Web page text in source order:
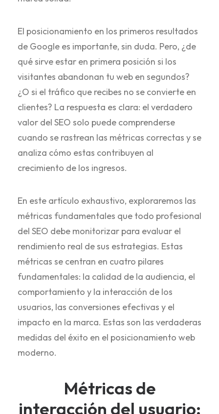
El posicionamiento en los primeros resultados
de Google es importante, sin duda. Pero, ¿de
qué sirve estar en primera posición si los
visitantes abandonan tu web en segundos?
¿O si el tráfico que recibes no se convierte en
clientes? La respuesta es clara: el verdadero
valor del SEO solo puede comprenderse
cuando se rastrean las métricas correctas y se
analiza cómo estas contribuyen al
crecimiento de los ingresos.
En este artículo exhaustivo, exploraremos las
métricas fundamentales que todo profesional
del SEO debe monitorizar para evaluar el
rendimiento real de sus estrategias. Estas
métricas se centran en cuatro pilares
fundamentales: la calidad de la audiencia, el
comportamiento y la interacción de los
usuarios, las conversiones efectivas y el
impacto en la marca. Estas son las verdaderas
medidas del éxito en el posicionamiento web
moderno.
Métricas de
interacción del usuario: